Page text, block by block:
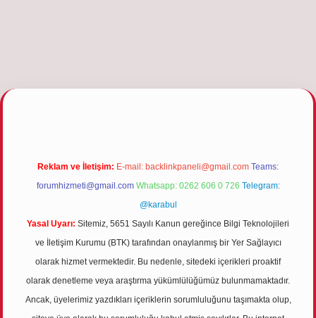
Reklam ve İletişim: E-mail: backlinkpaneli@gmail.com Teams:
forumhizmeti@gmail.com Whatsapp: 0262 606 0 726 Telegram:
@karabul
Yasal Uyarı: Sitemiz, 5651 Sayılı Kanun gereğince Bilgi Teknolojileri
ve İletişim Kurumu (BTK) tarafından onaylanmış bir Yer Sağlayıcı
olarak hizmet vermektedir. Bu nedenle, sitedeki içerikleri proaktif
olarak denetleme veya araştırma yükümlülüğümüz bulunmamaktadır.
Ancak, üyelerimiz yazdıkları içeriklerin sorumluluğunu taşımakta olup,